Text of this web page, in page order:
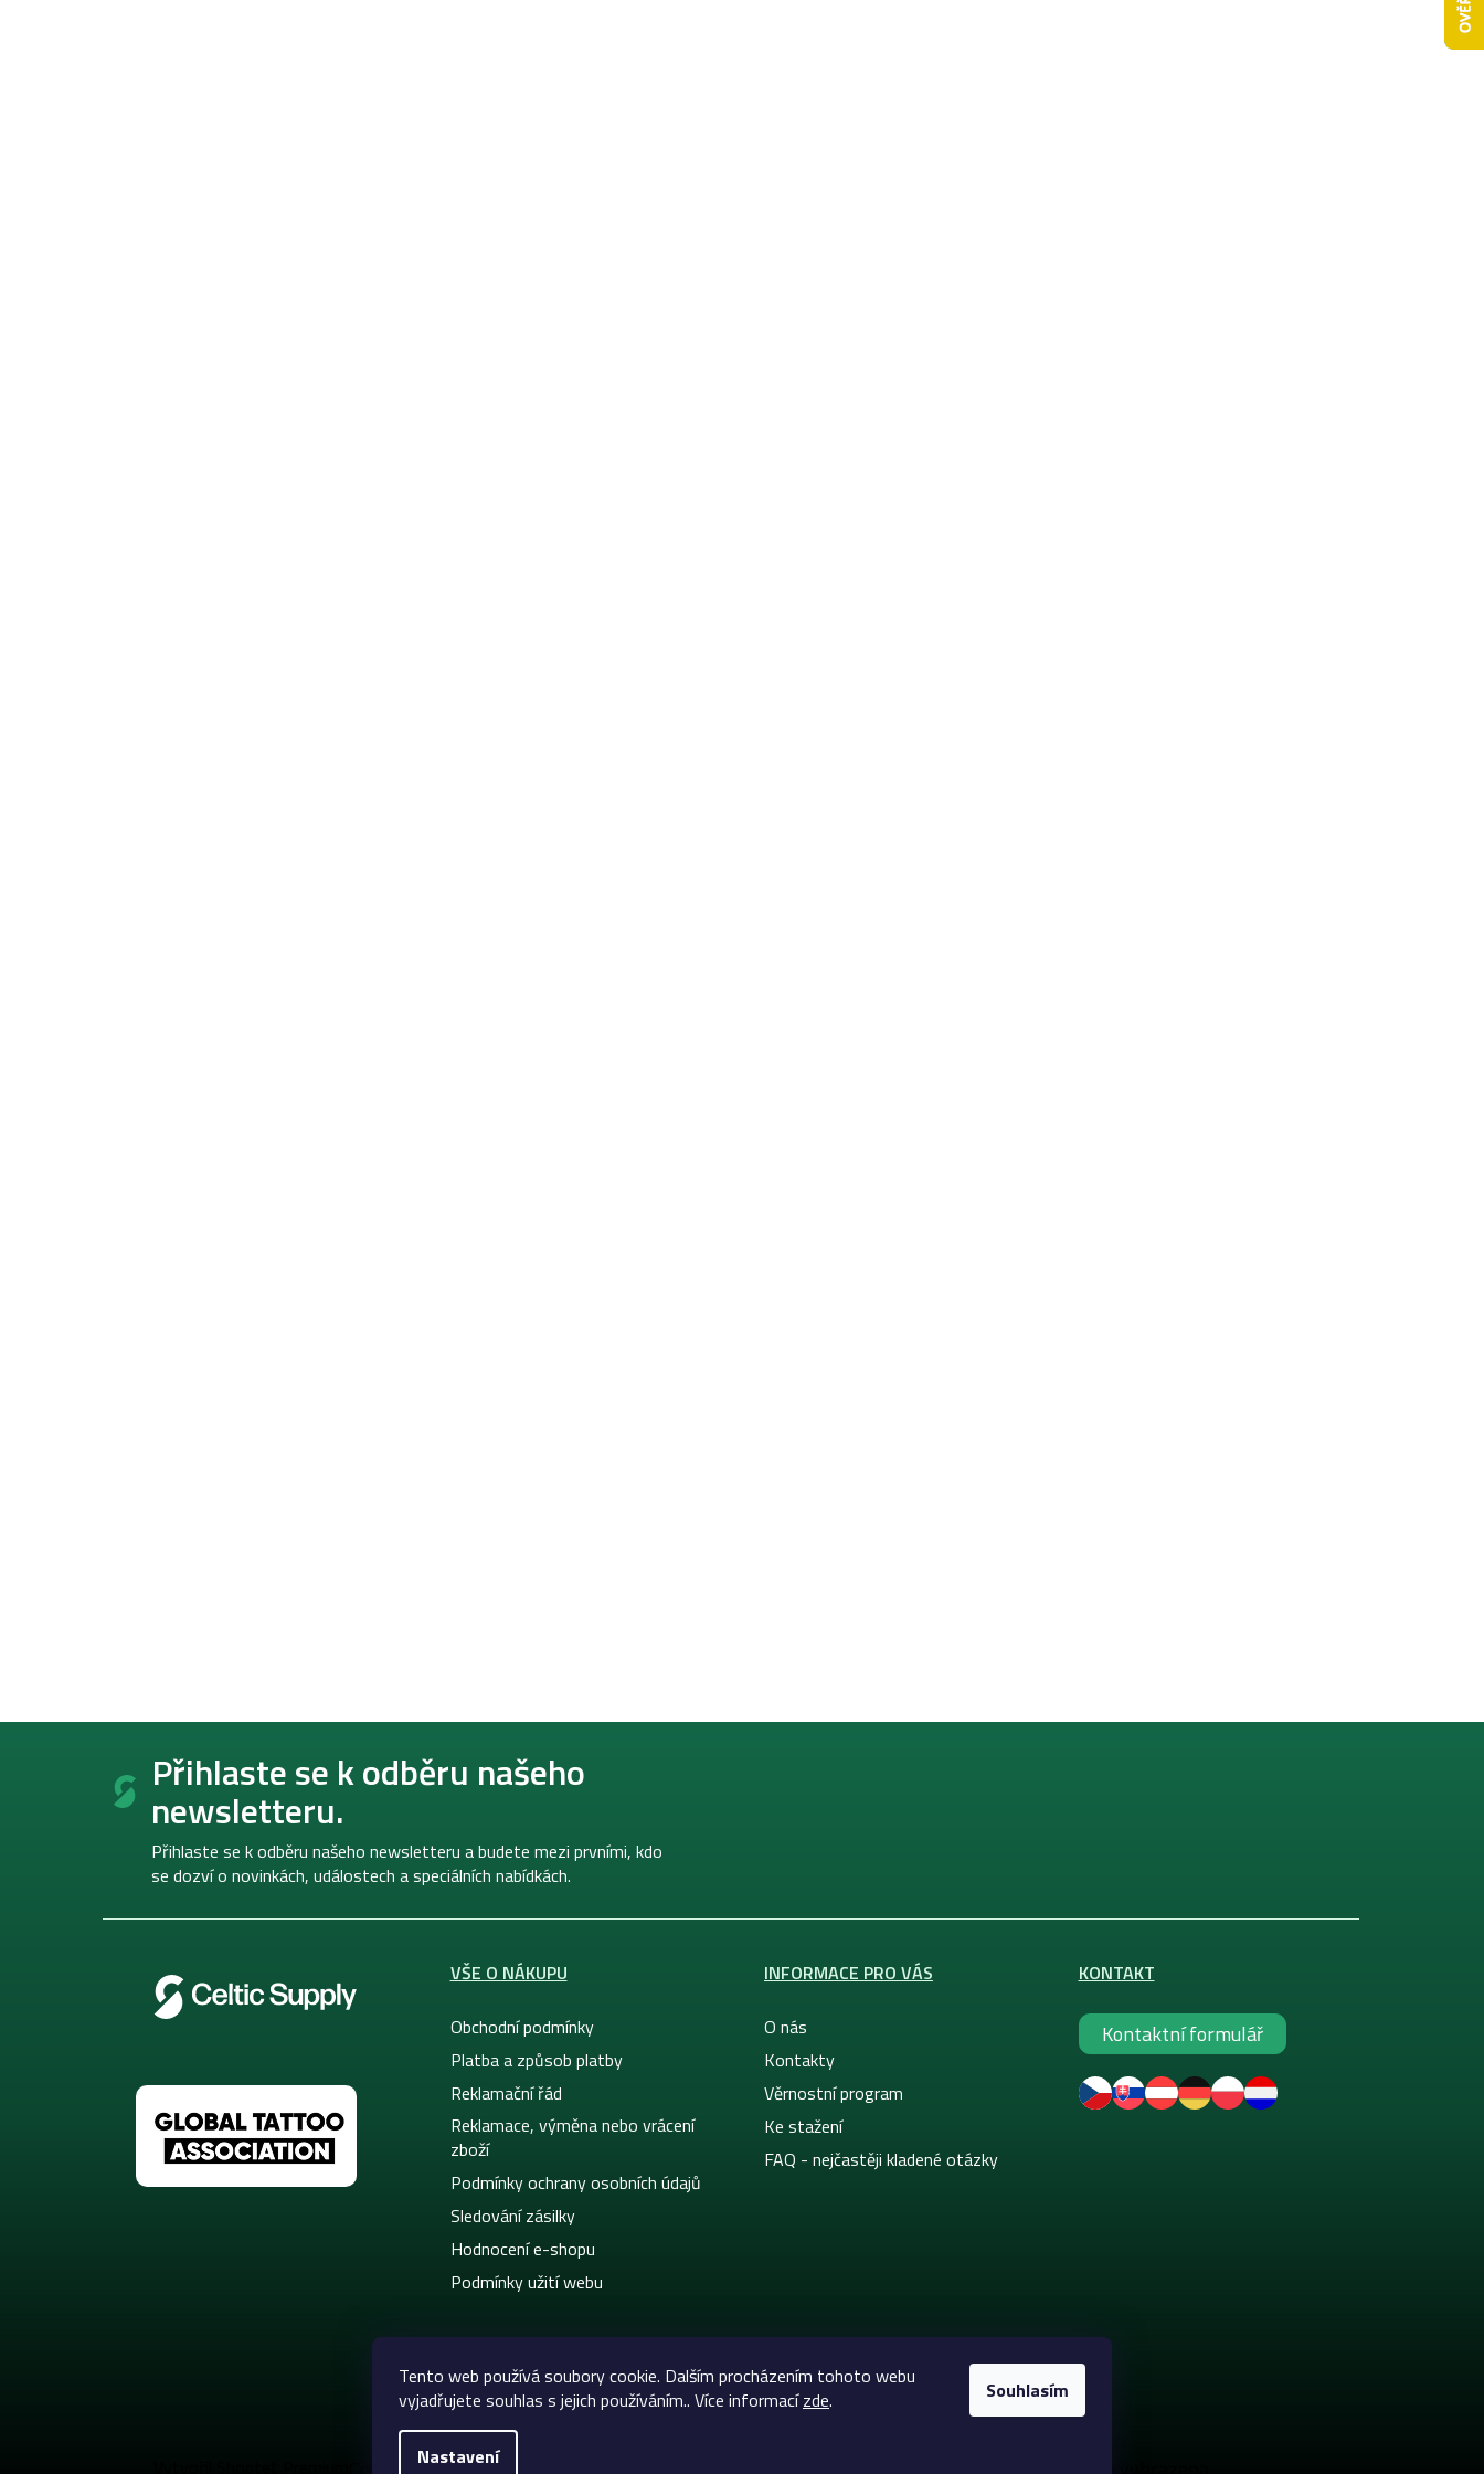
Tento web používá soubory cookie. Dalším procházením tohoto webu
vyjadřujete souhlas s jejich používáním.. Více informacízde.
Nastavení
Souhlasím
Z
Přihlaste se k odběru našeho
newsletteru.
Přihlaste se k odběru našeho newsletteru a budete mezi prvními, kdo
se dozví o novinkách, událostech a speciálních nabídkách.
VŠE O NÁKUPU
Obchodní podmínky
Platba a způsob platby
Reklamační řád
Reklamace, výměna nebo vrácení
zboží
Podmínky ochrany osobních údajů
Sledování zásilky
Hodnocení e-shopu
Podmínky užití webu
INFORMACE PRO VÁS
O nás
Kontakty
Věrnostní program
Ke stažení
FAQ - nejčastěji kladené otázky
KONTAKT
Kontaktní formulář